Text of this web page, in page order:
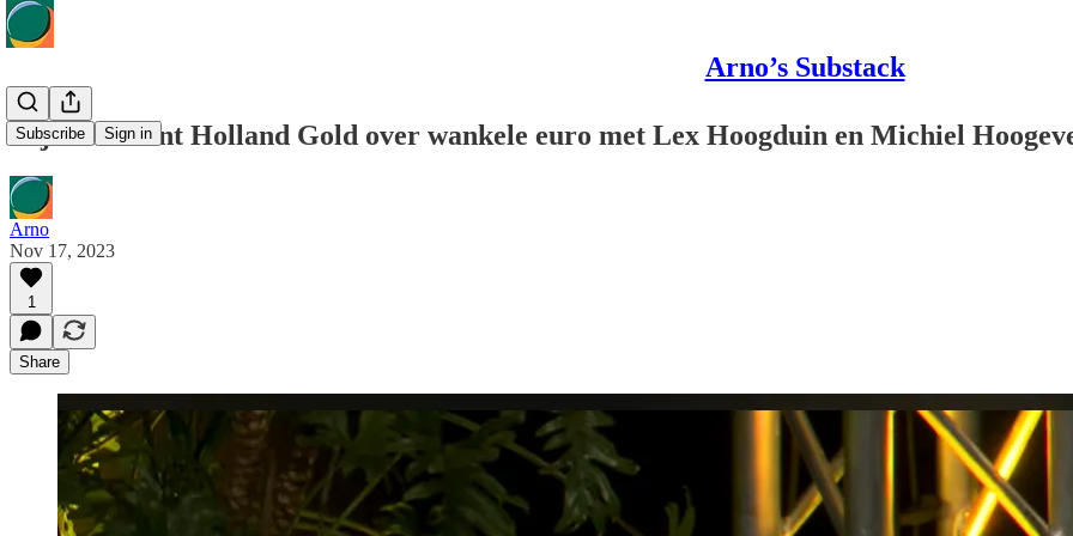
Arno’s Substack
Subscribe Sign in
Kijken: Event Holland Gold over wankele euro met Lex Hoogduin en Michiel
Arno
Nov 17, 2023
1
Share